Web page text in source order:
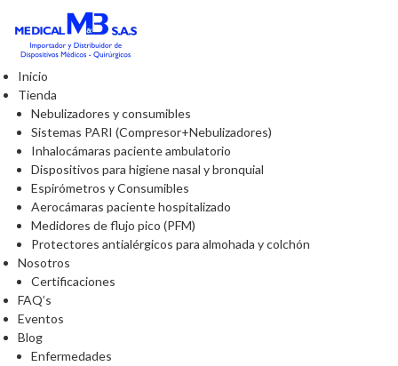
Inicio
Tienda
Nebulizadores y consumibles
Sistemas PARI (Compresor+Nebulizadores)
Inhalocámaras paciente ambulatorio
Dispositivos para higiene nasal y bronquial
Espirómetros y Consumibles
Aerocámaras paciente hospitalizado
Medidores de flujo pico (PFM)
Protectores antialérgicos para almohada y colchón
Nosotros
Certificaciones
FAQ’s
Eventos
Blog
Enfermedades